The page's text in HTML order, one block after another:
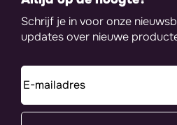
Schrijf je in voor onze
updates over nieuwe